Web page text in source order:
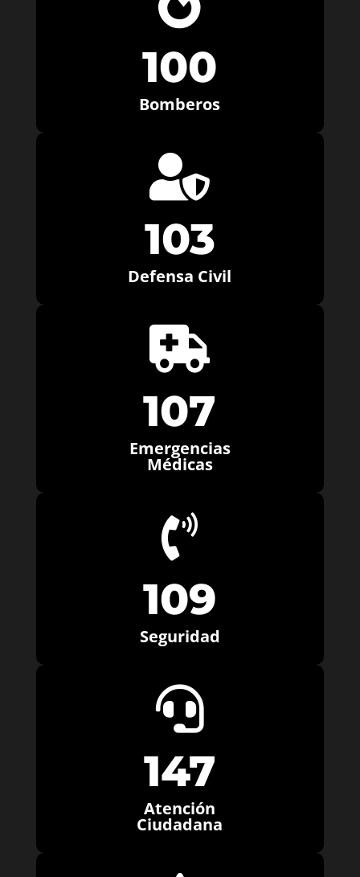
100
Bomberos

103
Defensa Civil

107
Emergencias
Médicas

109
Seguridad

147
Atención
Ciudadana